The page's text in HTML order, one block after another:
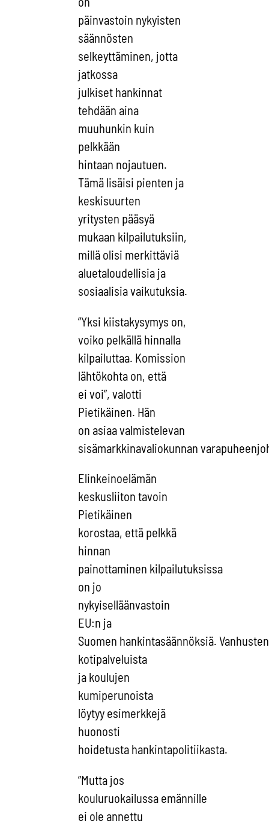
päinvastoin nykyisten
säännösten
selkeyttäminen, jotta
jatkossa
julkiset hankinnat
tehdään aina
muuhunkin kuin
pelkkään
hintaan nojautuen.
Tämä lisäisi pienten ja
keskisuurten
yritysten pääsyä
mukaan kilpailutuksiin,
millä olisi merkittäviä
aluetaloudellisia ja
sosiaalisia vaikutuksia.
”Yksi kiistakysymys on,
voiko pelkällä hinnalla
kilpailuttaa. Komission
lähtökohta on, että
ei voi”, valotti
Pietikäinen. Hän
on asiaa valmistelevan
sisämarkkinavaliokunnan
Elinkeinoelämän
keskusliiton tavoin
Pietikäinen
korostaa, että pelkkä
hinnan
painottaminen kilpailutuksissa
on jo
nykyiselläänvastoin
EU:n ja
Suomen hankintasäännöksiä. Vanhusten
kotipalveluista
ja koulujen
kumiperunoista
löytyy esimerkkejä
huonosti
hoidetusta hankintapolitiikasta.
”Mutta jos
kouluruokailussa emännille
ei ole annettu